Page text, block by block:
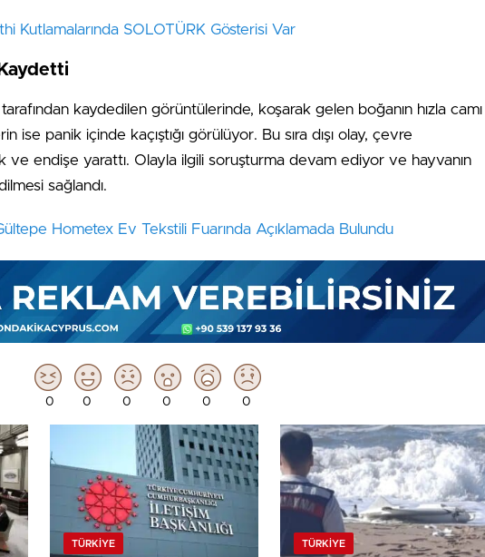
Kutlamalarında SOLOTÜRK Gösterisi Var
kaydedilen görüntülerinde, koşarak gelen boğanın hızla camı
ise panik içinde kaçıştığı görülüyor. Bu sıra dışı olay, çevre
ve endişe yarattı. Olayla ilgili soruşturma devam ediyor ve hayvanın
sağlandı.
Hometex Ev Tekstili Fuarında Açıklamada Bulundu
0 0 0 0 0 0
TÜRKIYE TÜRKIYE